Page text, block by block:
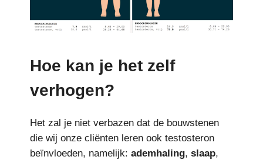
Hoe kan je het zelf
verhogen?
Het zal je niet verbazen dat de bouwstenen
die wij onze cliënten leren ook testosteron
beïnvloeden, namelijk: ademhaling, slaap,